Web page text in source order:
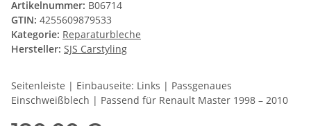
Artikelnummer: B06714
GTIN: 4255609879533
Kategorie: Reparaturbleche
Hersteller: SJS Carstyling
Seitenleiste | Einbauseite: Links | Passgenaues
Einschweißblech | Passend für Renault Master 1998 – 2010